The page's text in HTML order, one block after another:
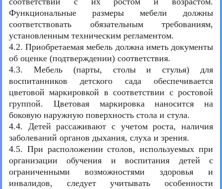
Функциональные размеры мебели должны
соответствовать обязательным требованиям,
установленным техническим регламентом.
4.2. Приобретаемая мебель должна иметь документы
об оценке (подтверждении) соответствия.
4.3. Мебель (парты, столы и стулья) для
воспитанников детского сада обеспечивается
цветовой маркировкой в соответствии с ростовой
группой. Цветовая маркировка наносится на
боковую наружную поверхность стола и стула.
4.4. Детей рассаживают с учетом роста, наличия
заболеваний органов дыхания, слуха и зрения.
4.5. При расположении столов, используемых при
организации обучения и воспитания детей с
ограниченными возможностями здоровья и
инвалидов, следует учитывать особенности